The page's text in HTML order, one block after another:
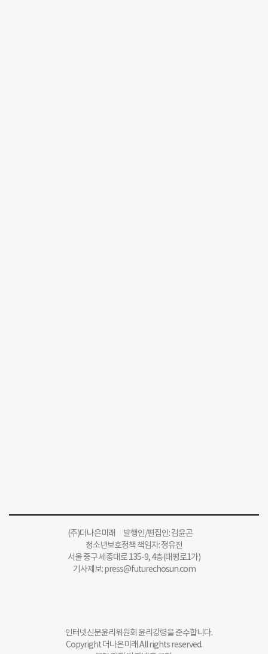
(주)더나은미래 발행인/편집인: 김윤곤
청소년보호정책 책임자: 정유진
서울 중구 세종대로 135-9, 4층(태평로1가)
기사제보:press@futurechosun.com
회사소개 개인정보처리방침 청소년보호정책 알립니다